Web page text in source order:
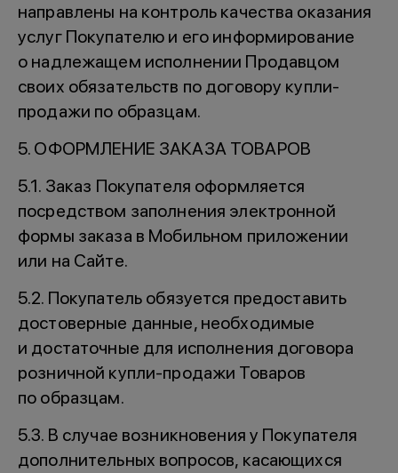
направлены на контроль качества оказания
услуг Покупателю и его информирование
о надлежащем исполнении Продавцом
своих обязательств по договору купли-
продажи по образцам.
5. ОФОРМЛЕНИЕ ЗАКАЗА ТОВАРОВ
5.1. Заказ Покупателя оформляется
посредством заполнения электронной
формы заказа в Мобильном приложении
или на Сайте.
5.2. Покупатель обязуется предоставить
достоверные данные, необходимые
и достаточные для исполнения договора
розничной купли-продажи Товаров
по образцам.
5.3. В случае возникновения у Покупателя
дополнительных вопросов, касающихся